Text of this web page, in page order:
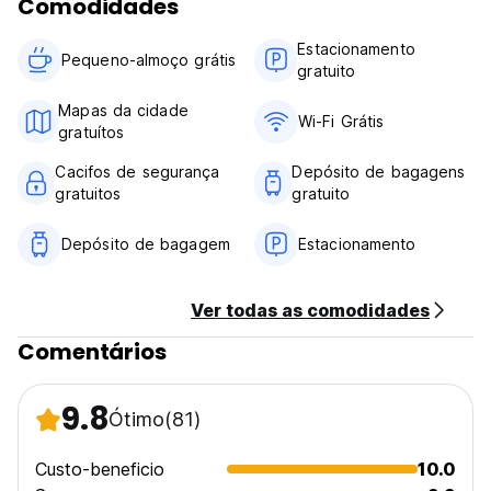
A pessoa que faz a reserva deverá estar presente no
Cada hóspede deve ter um cartão de crédito registrado
Idade mínima de 18 anos
desculpe! Nós também os amamos, mas nem todo mundo
gosta, e alguns têm alergias. Há uma cadela doméstica,
Chloe, que ficará fora dos quartos de hóspedes. (Auto-
translated from original language)
Comodidades
Pequeno-almoço grátis
Estacionamento
gratuito
Mapas da cidade
gratuítos
Wi-Fi Grátis
Cacifos de segurança
gratuitos
Depósito de bagagens
gratuito
Depósito de bagagem Estacionamento
Ver todas as comodidades
Comentários
9.8Ótimo(81)
Custo-beneficio
10.0